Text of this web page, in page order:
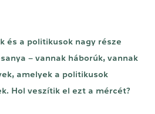
és a politikusok nagy része
– vannak háborúk, vannak
amelyek a politikusok
Hol veszítik el ezt a mércét?